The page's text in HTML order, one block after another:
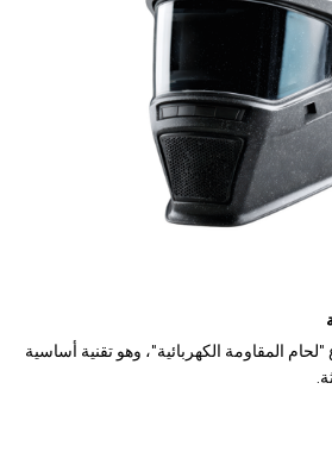
"لحام المقاومة الكهربائية"، وهو تقنية أساسية